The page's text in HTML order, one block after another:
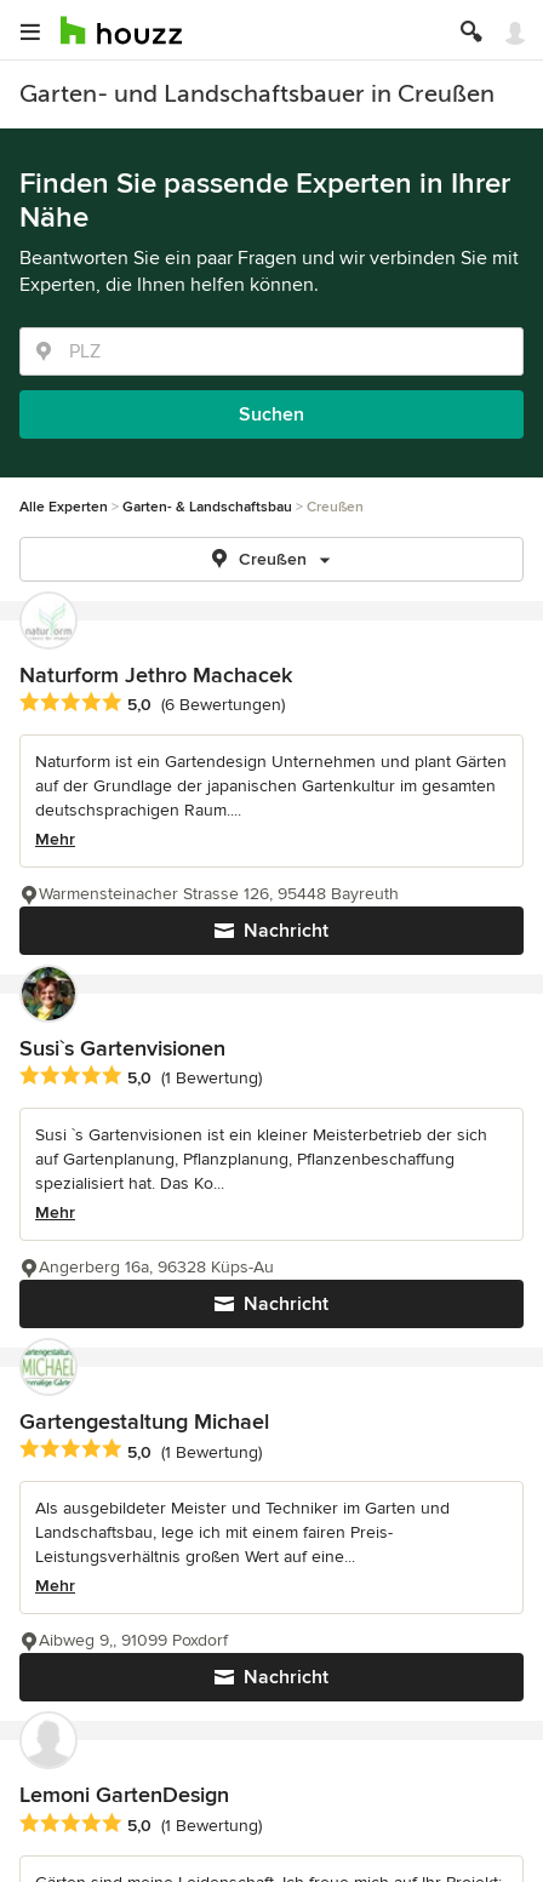
Garten- und Landschaftsbauer in Creußen
Finden Sie passende Experten in Ihrer
Nähe
Beantworten Sie ein paar Fragen und wir verbinden Sie mit
Experten, die Ihnen helfen können.
Suchen
Alle Experten Garten- & Landschaftsbau Creußen
Creußen
Naturform Jethro Machacek
Durchschnittliche Bewertung: 5 von 5 Sternen
5,0 (6 Bewertungen)
Naturform ist ein Gartendesign Unternehmen und plant Gärten
auf der Grundlage der japanischen Gartenkultur im gesamten
deutschsprachigen Raum....
Mehr
Nachricht
Warmensteinacher Strasse 126, 95448 Bayreuth
Susi`s Gartenvisionen
Durchschnittliche Bewertung: 5 von 5 Sternen
5,0 (1 Bewertung)
Susi `s Gartenvisionen ist ein kleiner Meisterbetrieb der sich
auf Gartenplanung, Pflanzplanung, Pflanzenbeschaffung
spezialisiert hat. Das Ko...
Mehr
Nachricht
Angerberg 16a, 96328 Küps-Au
Gartengestaltung Michael
Durchschnittliche Bewertung: 5 von 5 Sternen
5,0 (1 Bewertung)
Als ausgebildeter Meister und Techniker im Garten und
Landschaftsbau, lege ich mit einem fairen Preis-
Leistungsverhältnis großen Wert auf eine...
Mehr
Nachricht
Aibweg 9,, 91099 Poxdorf
Lemoni GartenDesign
Durchschnittliche Bewertung: 5 von 5 Sternen
5,0 (1 Bewertung)